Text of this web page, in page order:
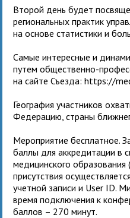
Второй день будет
региональных практик
на основе статистики и
Самые интересные и
путем общественно-
на сайте Съезда: https://
География участников
Федерацию, страны
Мероприятие бесплатное.
баллы для аккредитации в
медицинского
присутствия
учетной записи и User ID.
время подключения к
баллов – 270 минут.